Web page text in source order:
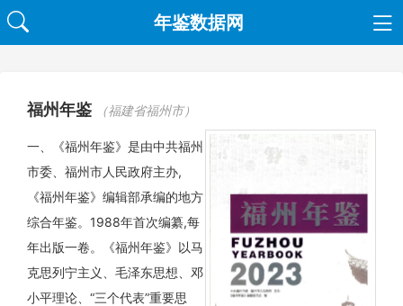
年鉴数据网
福州年鉴 （福建省福州市）
一、《福州年鉴》是由中共福州
市委、福州市人民政府主办,
《福州年鉴》编辑部承编的地方
综合年鉴。1988年首次编纂,每
年出版一卷。《福州年鉴》以马
克思列宁主义、毛泽东思想、邓
小平理论、“三个代表”重要思